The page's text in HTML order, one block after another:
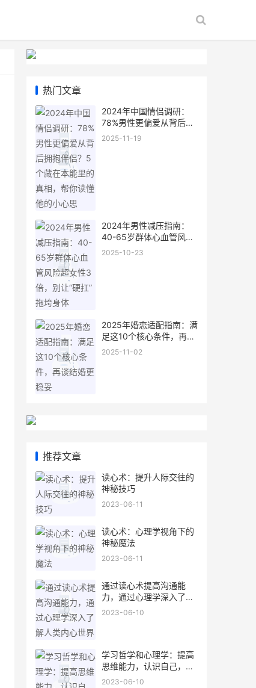
热门文章
2024年中国情侣调研：
78%男性更偏爱从背后拥
抱伴侣？5个藏在本能里
2025-11-19
2024年男性减压指南：
40-65岁群体心血管风险
超女性3倍，别让“硬扛”拖
2025-10-23
2025年婚恋适配指南：满
足这10个核心条件，再谈
结婚更稳妥
2025-11-02
推荐文章
读心术：提升人际交往的
神秘技巧
2023-06-11
读心术：心理学视角下的
神秘魔法
2023-06-11
通过读心术提高沟通能
力，通过心理学深入了解
人类内心世界
2023-06-10
学习哲学和心理学：提高
思维能力，认识自己，理
解世界
2023-06-10